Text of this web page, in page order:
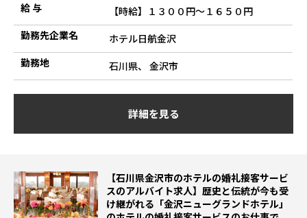
給 与
【時給】１３００円～１６５０円
勤務先企業名
ホテル日航金沢
勤務地
石川県、 金沢市
詳細を見る
【石川県金沢市のホテルの婚礼接客サービ
スのアルバイト求人】歴史と伝統が今も受
け継がれる「金沢ニューグランドホテル」